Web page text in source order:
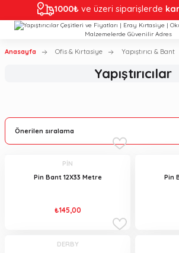
1000₺ ve üzeri siparişlerde
Anasayfa Ofis & Kırtasiye Yapıştırıcı & Bant
Yapıştırıcılar
PİN
Pin Bant 12X33 Metre
₺145,00
Pin
DERBY